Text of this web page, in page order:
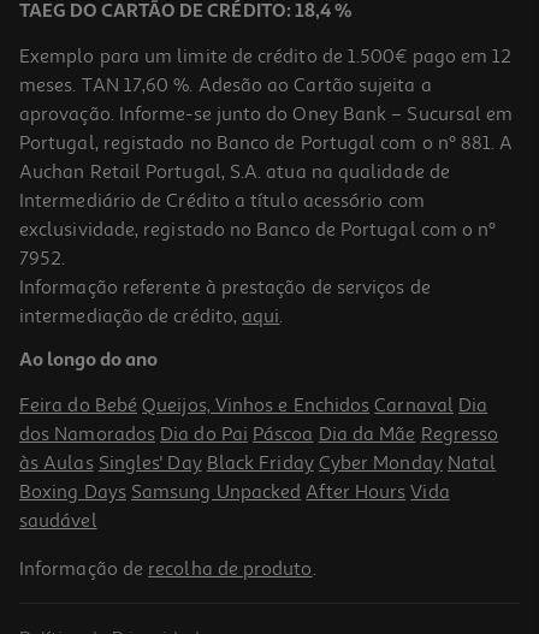
-31%
Gin Tónico Beefeater Pink Lata 0.25l (sdr)
8.28 €/Lt
2,07 €
+0,10 € Depósito
TAEG DO CARTÃO DE CRÉDITO: 18,4 %
Exemplo para um limite de crédito de 1.500€ pago em 12
meses. TAN 17,60 %. Adesão ao Cartão sujeita a
aprovação. Informe-se junto do Oney Bank – Sucursal em
Portugal, registado no Banco de Portugal com o nº 881. A
Auchan Retail Portugal, S.A. atua na qualidade de
Intermediário de Crédito a título acessório com
exclusividade, registado no Banco de Portugal com o nº
7952.
Informação referente à prestação de serviços de
intermediação de crédito, aqui.
Ao longo do ano
Feira do Bebé Queijos, Vinhos e Enchidos Carnaval Dia
dos Namorados Dia do Pai Páscoa Dia da Mãe Regresso
às Aulas Singles' Day Black Friday Cyber Monday Natal
Boxing Days Samsung Unpacked After Hours Vida
saudável
Informação de recolha de produto.